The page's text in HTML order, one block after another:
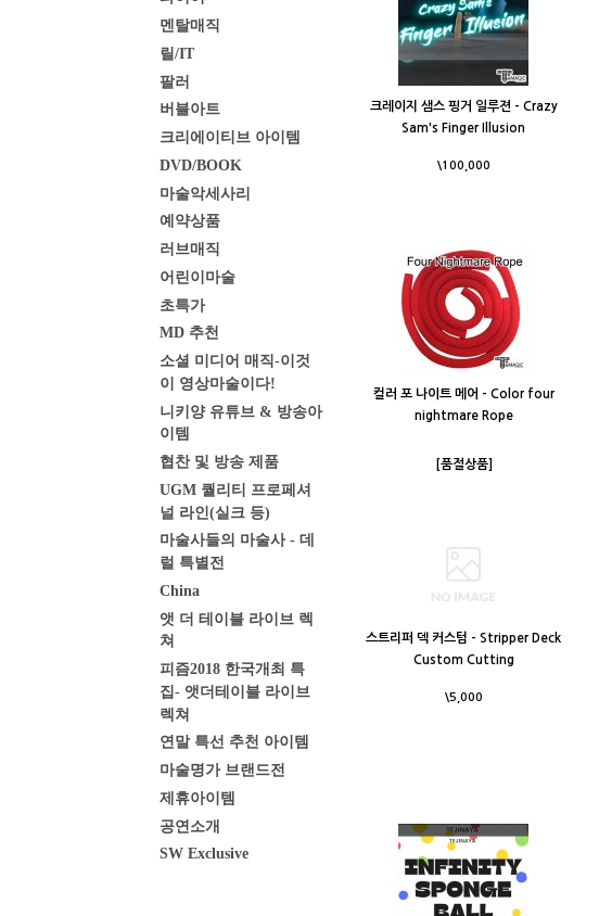
멘탈매직
릴/IT
팔러
버블아트
크리에이티브 아이템
DVD/BOOK
마술악세사리
예약상품
러브매직
어린이마술
초특가
MD 추천
소셜 미디어 매직-이것
이 영상마술이다!
니키양 유튜브 & 방송아
이템
협찬 및 방송 제품
UGM 퀄리티 프로페셔
널 라인(실크 등)
마술사들의 마술사 - 데
럴 특별전
China
앳 더 테이블 라이브 렉
쳐
피즘2018 한국개최 특
집- 앳더테이블 라이브
렉쳐
연말 특선 추천 아이템
마술명가 브랜드전
제휴아이템
공연소개
SW Exclusive
크레이지 샘스 핑거 일루젼 - Crazy
Sam's Finger Illusion
\100,000
컬러 포 나이트 메어 - Color four
nightmare Rope
[품절상품]
스트리퍼 덱 커스텀 - Stripper Deck
Custom Cutting
\5,000